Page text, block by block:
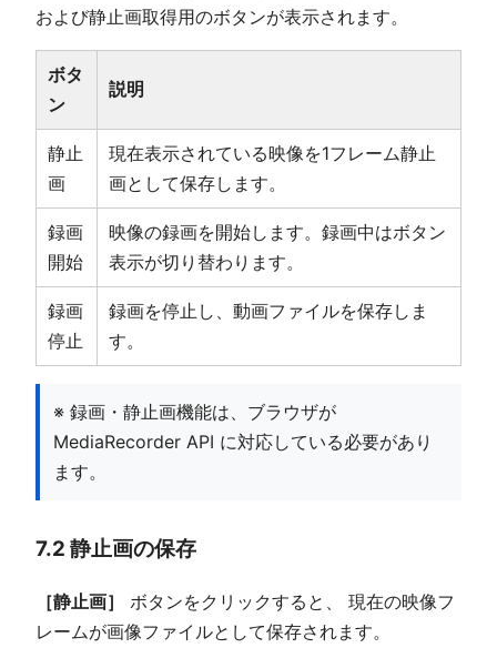
および静止画取得用のボタンが表示されます。
ボタ
ン
説明
静止
画
現在表示されている映像を1フレーム静止
画として保存します。
録画
開始
映像の録画を開始します。録画中はボタン
表示が切り替わります。
録画
停止
録画を停止し、動画ファイルを保存しま
す。
※ 録画・静止画機能は、ブラウザが
MediaRecorder API に対応している必要があり
ます。
7.2 静止画の保存
［静止画］
ボタンをクリックすると、 現在の映像フ
レームが画像ファイルとして保存されます。